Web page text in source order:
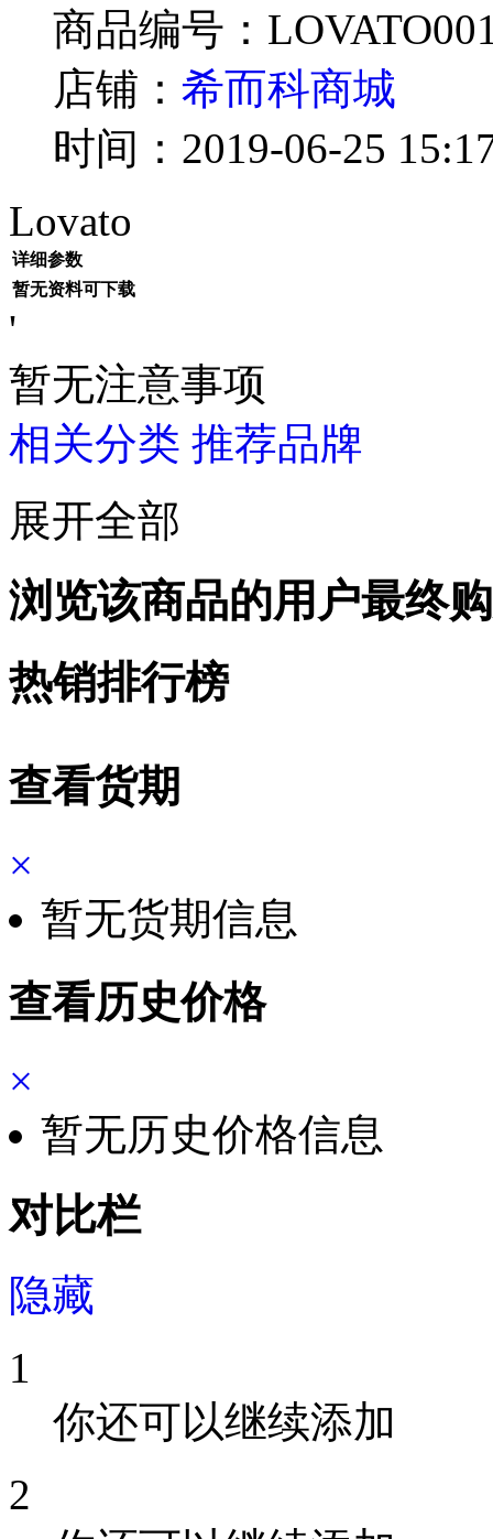
商品编号：
店铺： 希而科商城
时间：2019-06-25
Lovato
详细参数
暂无资料可下载
'
暂无注意事项
相关分类 推荐品牌
展开全部
浏览该商品的用户最终
热销排行榜
查看货期
×
暂无货期信息
查看历史价格
×
暂无历史价格信息
对比栏
隐藏
1
你还可以继续添加
2